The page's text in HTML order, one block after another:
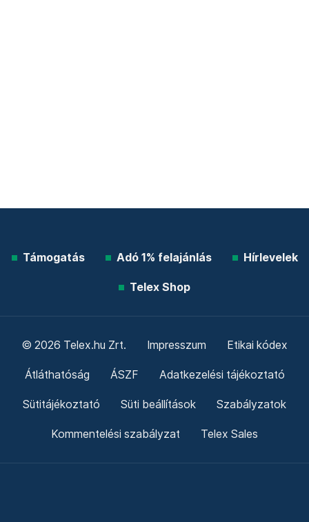
Támogatás Adó 1% felajánlás Hírlevelek
Telex Shop
© 2026 Telex.hu Zrt. Impresszum Etikai kódex
Átláthatóság ÁSZF Adatkezelési tájékoztató
Sütitájékoztató Süti beállítások Szabályzatok
Kommentelési szabályzat Telex Sales